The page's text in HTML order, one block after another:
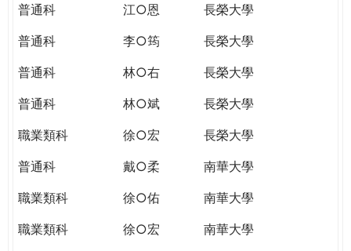
普通科
江○恩
長榮大學
普通科
李○筠
長榮大學
普通科
林○右
長榮大學
普通科
林○斌
長榮大學
職業類科
徐○宏
長榮大學
普通科
戴○柔
南華大學
職業類科
徐○佑
南華大學
職業類科
徐○宏
南華大學